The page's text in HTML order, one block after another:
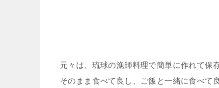
元々は、琉球の漁師料理で簡単に作れて保
そのまま食べて良し、ご飯と一緒に食べて